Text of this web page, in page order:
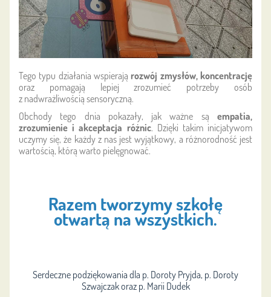
Tego typu działania wspierająrozwój zmysłów, koncentrację
oraz pomagają lepiej zrozumieć potrzeby osób
z nadwrażliwością sensoryczną.
Obchody tego dnia pokazały, jak ważne są empatia,
zrozumienie i akceptacja różnic. Dzięki takim inicjatywom
uczymy się, że każdy z nas jest wyjątkowy, a różnorodność jest
wartością, którą warto pielęgnować.
Razem tworzymy szkołę
otwartą na wszystkich.
Serdeczne podziękowania dla p. Doroty Pryjda, p. Doroty
Szwajczak oraz p. Marii Dudek